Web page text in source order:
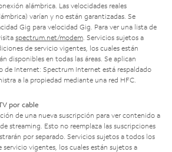
alámbrica. Las velocidades reales
varían y no están garantizadas. Se
Gig para velocidad Gig. Para ver una lista de
spectrum.net/modem . Servicios sujetos a
de servicio vigentes, los cuales están
disponibles en todas las áreas. Se aplican
de Internet: Spectrum Internet está respaldado
a la propiedad mediante una red HFC.
por cable
de una nueva suscripción para ver contenido a
streaming. Esto no reemplaza las suscripciones
por separado. Servicios sujetos a todos los
vigentes, los cuales están sujetos a